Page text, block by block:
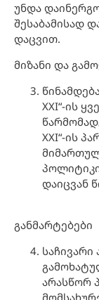
უნდა
შესაბამისად
დაცვით.
მიზანი და
XXI“-ის
XXI“-ის
დაიცვან
განმარტებები
არასწორ